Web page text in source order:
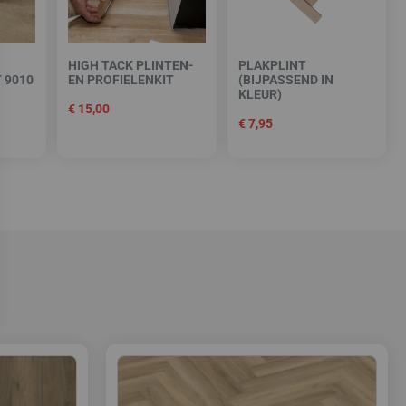
9010
HIGH TACK PLINTEN-
EN PROFIELENKIT
€ 15,00
PLAKPLINT
(BIJPASSEND IN
KLEUR)
€7,95